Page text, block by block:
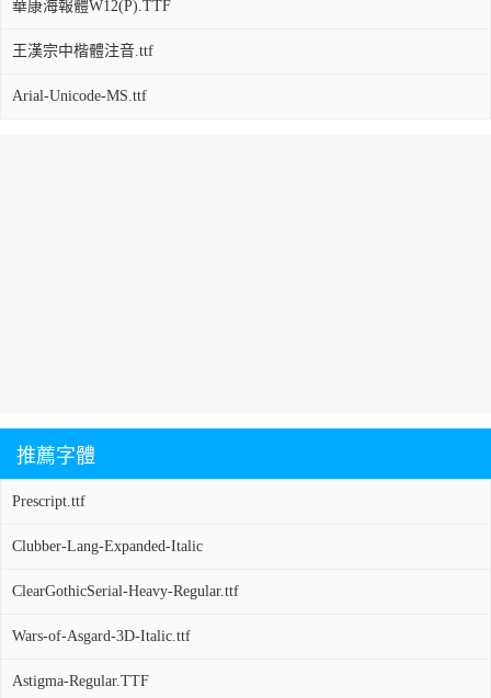
華康海報體W12(P).TTF
王漢宗中楷體注音.ttf
Arial-Unicode-MS.ttf
推薦字體
Prescript.ttf
Clubber-Lang-Expanded-Italic
ClearGothicSerial-Heavy-Regular.ttf
Wars-of-Asgard-3D-Italic.ttf
Astigma-Regular.TTF